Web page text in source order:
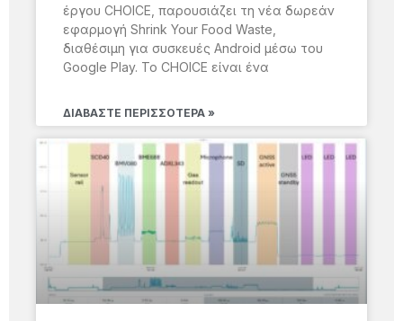
έργου CHOICE, παρουσιάζει τη νέα δωρεάν
εφαρμογή Shrink Your Food Waste,
διαθέσιμη για συσκευές Android μέσω του
Google Play. Το CHOICE είναι ένα
ΔΙΑΒΆΣΤΕ ΠΕΡΙΣΣΌΤΕΡΑ »